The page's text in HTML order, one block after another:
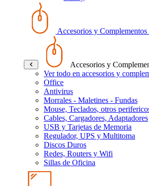
Accesorios y Complementos
Accesorios y
Ver todo en accesorios y
Office
Antivirus
Morrales - Maletines - Fundas
Mouse, Teclados, otros
Cables, Cargadores, Adaptadores
USB y Tarjetas de Memoria
Regulador, UPS y Multitoma
Discos Duros
Redes, Routers y Wifi
Sillas de Oficina